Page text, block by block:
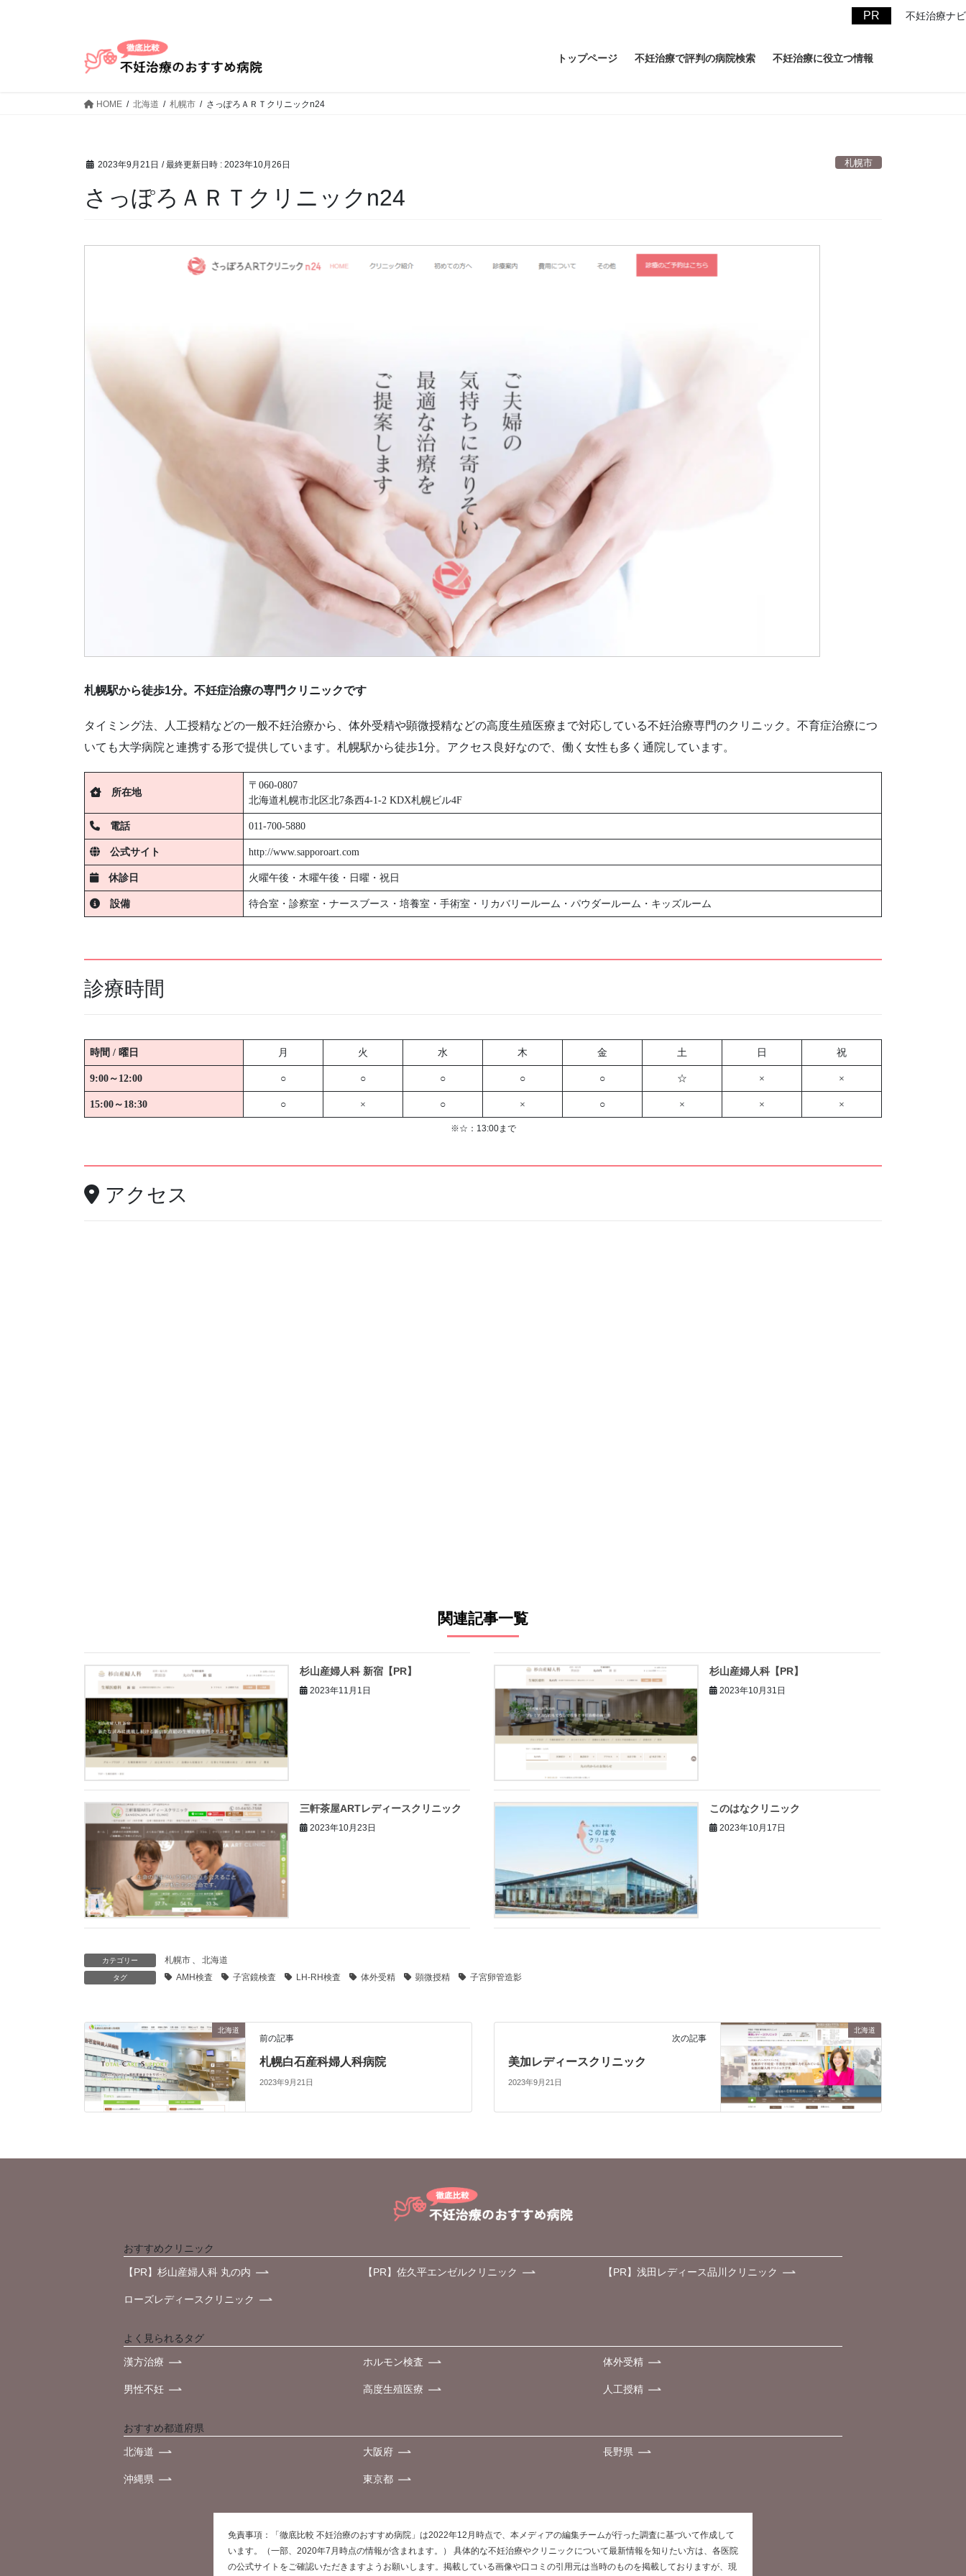
不妊治療ナビ
トップページ 不妊治療で評判の病院検索 不妊治療に役立つ情報
HOME 北海道 札幌市 さっぽろＡＲＴクリニックn24
2023年9月21日 / 最終更新日時 : 2023年10月26日 札幌市
さっぽろＡＲＴクリニックn24
札幌駅から徒歩1分。不妊症治療の専門クリニックです
タイミング法、人工授精などの一般不妊治療から、体外受精や顕微授精などの高度生殖医療まで対応している不妊治療専門のクリニック。不育症治療につ
いても大学病院と連携する形で提供しています。札幌駅から徒歩1分。アクセス良好なので、働く女性も多く通院しています。
所在地
〒060-0807
北海道札幌市北区北7条西4-1-2 KDX札幌ビル4F
電話 011-700-5880
公式サイト http://www.sapporoart.com
休診日 火曜午後・木曜午後・日曜・祝日
設備 待合室・診察室・ナースブース・培養室・手術室・リカバリールーム・パウダールーム・キッズルーム
診療時間
時間 / 曜日 月 火 水 木 金 土 日 祝
9:00～12:00 ○ ○ ○ ○ ○ ☆ × ×
15:00～18:30 ○ × ○ × ○ × × ×
※☆：13:00まで
アクセス
関連記事一覧
杉山産婦人科 新宿【PR】
2023年11月1日
杉山産婦人科【PR】
2023年10月31日
三軒茶屋ARTレディースクリニック
2023年10月23日
このはなクリニック
2023年10月17日
カテゴリー 札幌市 北海道
タグ AMH検査 子宮鏡検査 LH-RH検査 体外受精 顕微授精 子宮卵管造影
北海道
前の記事
札幌白石産科婦人科病院
2023年9月21日
北海道
次の記事
美加レディースクリニック
2023年9月21日
おすすめクリニック
【PR】杉山産婦人科 丸の内 【PR】佐久平エンゼルクリニック 【PR】浅田レディース品川クリニック
ローズレディースクリニック
よく見られるタグ
漢方治療 ホルモン検査 体外受精
男性不妊 高度生殖医療 人工授精
おすすめ都道府県
北海道 大阪府 長野県
沖縄県 東京都
免責事項：「徹底比較 不妊治療のおすすめ病院」は2022年12月時点で、本メディアの編集チームが行った調査に基づいて作成して
います。（一部、2020年7月時点の情報が含まれます。） 具体的な不妊治療やクリニックについて最新情報を知りたい方は、各医院
の公式サイトをご確認いただきますようお願いします。掲載している画像や口コミの引用元は当時のものを掲載しておりますが、現